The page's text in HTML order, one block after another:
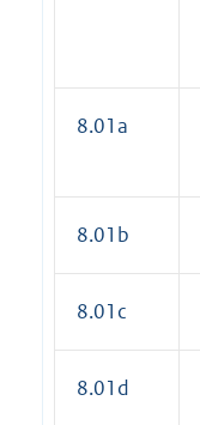
8.01a
8.01b
8.01c
8.01d